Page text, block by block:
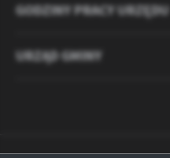
GODZINY PRACY URZĘDU
URZĄD GMINY